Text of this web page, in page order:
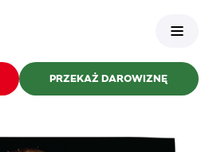
PRZEKAŻ DAROWIZNĘ